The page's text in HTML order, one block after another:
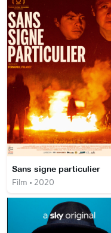
Sans signe particulier
Film • 2020